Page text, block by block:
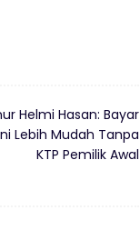
Helmi Hasan: Bayar
Lebih Mudah Tanpa
KTP Pemilik Awal